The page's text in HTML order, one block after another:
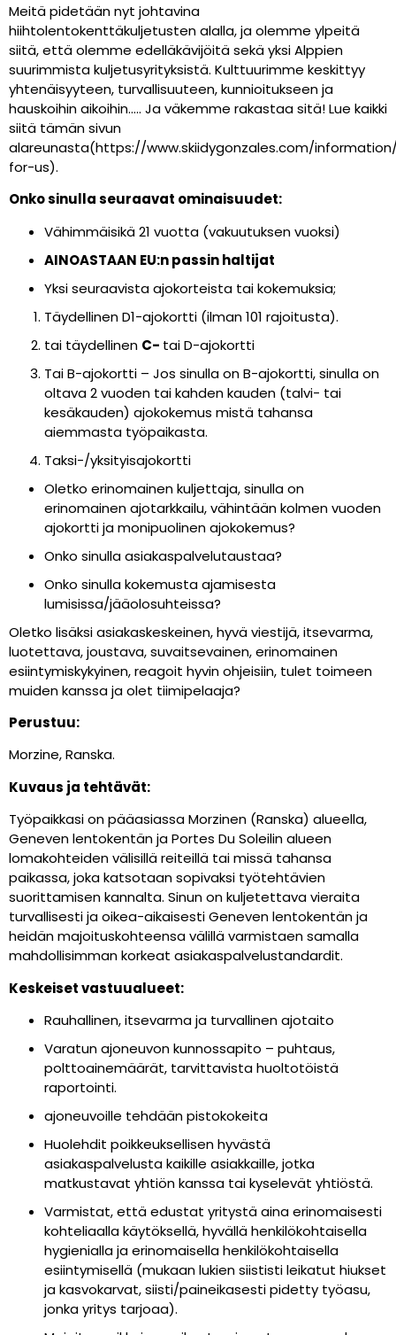
Meitä pidetään nyt johtavina
hiihtolentokenttäkuljetusten alalla, ja olemme ylpeitä
siitä, että olemme edelläkävijöitä sekä yksi Alppien
suurimmista kuljetusyrityksistä. Kulttuurimme keskittyy
yhtenäisyyteen, turvallisuuteen, kunnioitukseen ja
hauskoihin aikoihin….. Ja väkemme rakastaa sitä! Lue kaikki
siitä tämän sivun
alareunasta(https://www.skiidygonzales.com/
for-us).
Onko sinulla seuraavat ominaisuudet:
Vähimmäisikä 21 vuotta (vakuutuksen vuoksi)
AINOASTAAN EU:n passin haltijat
Yksi seuraavista ajokorteista tai kokemuksia;
TäydellinenD1-ajokortti (ilman 101 rajoitusta).
tai täydellinen C- taiD-ajokortti
TaiB-ajokortti – Jos sinulla on B-ajokortti, sinulla on
oltava 2 vuoden tai kahden kauden (talvi- tai
kesäkauden) ajokokemus mistä tahansa
aiemmasta työpaikasta.
Taksi-/yksityisajokortti
Oletko erinomainen kuljettaja, sinulla on
erinomainen ajotarkkailu, vähintään kolmen vuoden
ajokortti ja monipuolinen ajokokemus?
Onko sinulla asiakaspalvelutaustaa?
Onko sinulla kokemusta ajamisesta
lumisissa/jääolosuhteissa?
Oletko lisäksi asiakaskeskeinen, hyvä viestijä, itsevarma,
luotettava, joustava, suvaitsevainen, erinomainen
esiintymiskykyinen, reagoit hyvin ohjeisiin, tulet toimeen
muiden kanssa ja olet tiimipelaaja?
Perustuu:
Morzine, Ranska.
Kuvaus ja tehtävät:
Työpaikkasi on pääasiassa Morzinen (Ranska) alueella,
Geneven lentokentän ja Portes Du Soleilin alueen
lomakohteiden välisillä reiteillä tai missä tahansa
paikassa, joka katsotaan sopivaksi työtehtävien
suorittamisen kannalta. Sinun on kuljetettava vieraita
turvallisesti ja oikea-aikaisesti Geneven lentokentän ja
heidän majoituskohteensa välillä varmistaen samalla
mahdollisimman korkeat asiakaspalvelustandardit.
Keskeiset vastuualueet:
Rauhallinen, itsevarma ja turvallinen ajotaito
Varatun ajoneuvon kunnossapito – puhtaus,
polttoainemäärät, tarvittavista huoltotöistä
raportointi.
ajoneuvoille tehdään pistokokeita
Huolehdit poikkeuksellisen hyvästä
asiakaspalvelusta kaikille asiakkaille, jotka
matkustavat yhtiön kanssa tai kyselevät yhtiöstä.
Varmistat, että edustat yritystä aina erinomaisesti
kohteliaalla käytöksellä, hyvällä henkilökohtaisella
hygienialla ja erinomaisella henkilökohtaisella
esiintymisellä (mukaan lukien siististi leikatut hiukset
ja kasvokarvat, siisti/paineikasesti pidetty työasu,
jonka yritys tarjoaa).